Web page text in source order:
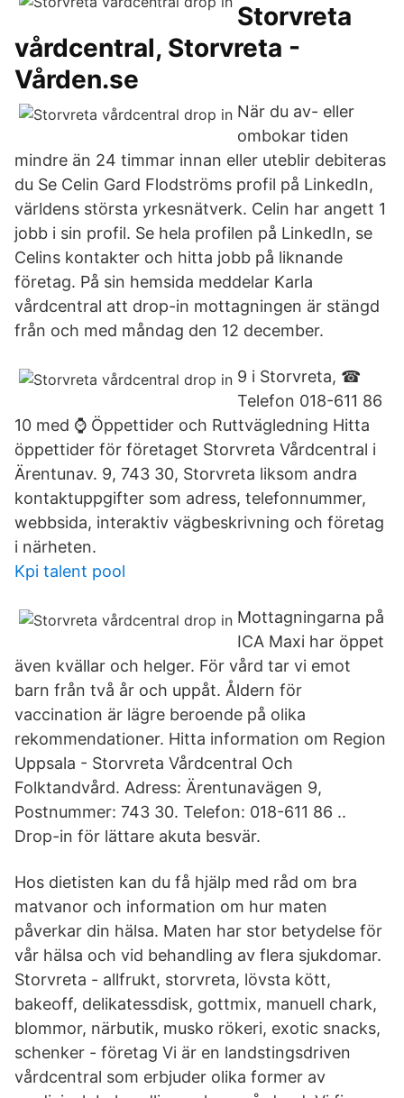
Storvreta
vårdcentral, Storvreta -
Vården.se
När du av- eller
ombokar tiden
mindre än 24 timmar innan eller uteblir debiteras
du Se Celin Gard Flodströms profil på LinkedIn,
världens största yrkesnätverk. Celin har angett 1
jobb i sin profil. Se hela profilen på LinkedIn, se
Celins kontakter och hitta jobb på liknande
företag. På sin hemsida meddelar Karla
vårdcentral att drop-in mottagningen är stängd
från och med måndag den 12 december.
9 i Storvreta, ☎
Telefon 018-611 86
10 med ⌚ Öppettider och Ruttvägledning Hitta
öppettider för företaget Storvreta Vårdcentral i
Ärentunav. 9, 743 30, Storvreta liksom andra
kontaktuppgifter som adress, telefonnummer,
webbsida, interaktiv vägbeskrivning och företag
i närheten.
Kpi talent pool
Mottagningarna på
ICA Maxi har öppet
även kvällar och helger. För vård tar vi emot
barn från två år och uppåt. Åldern för
vaccination är lägre beroende på olika
rekommendationer. Hitta information om Region
Uppsala - Storvreta Vårdcentral Och
Folktandvård. Adress: Ärentunavägen 9,
Postnummer: 743 30. Telefon: 018-611 86 ..
Drop-in för lättare akuta besvär.
Hos dietisten kan du få hjälp med råd om bra
matvanor och information om hur maten
påverkar din hälsa. Maten har stor betydelse för
vår hälsa och vid behandling av flera sjukdomar.
Storvreta - allfrukt, storvreta, lövsta kött,
bakeoff, delikatessdisk, gottmix, manuell chark,
blommor, närbutik, musko rökeri, exotic snacks,
schenker - företag Vi är en landstingsdriven
vårdcentral som erbjuder olika former av